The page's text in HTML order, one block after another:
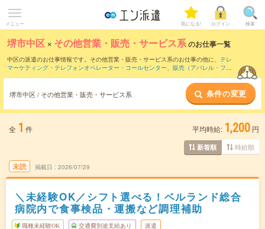
メニュー 気になる! ログイン 検索
堺市中区 × その他営業・販売・サービス系のお仕事一覧
中区の派遣のお仕事情報です。その他営業・販売・サービス系のお仕事の他に、 テレ
マーケティング・テレフォンオペレーター・コールセンター、 販売（アパレル・ファ
などのこだわり条件で絞り込んでいただ
けます。
堺市中区 / その他営業・販売・サービス系 条件の変更
全 1 件 平均時給: 1,200 円
新着順 時給順
未読 掲載日 2026/07/29
＼未経験OK／シフト選べる！ベルランド総合
病院内で食事検品・運搬など調理補助
職種未経験OK 交通費別途支給あり 派遣